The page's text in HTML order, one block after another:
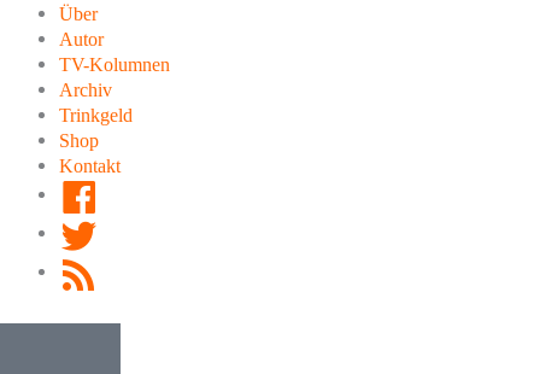
Über
Autor
TV-Kolumnen
Archiv
Trinkgeld
Shop
Kontakt